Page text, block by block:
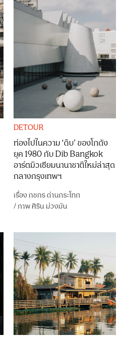
DETOUR
ท่องไปในความ ‘ดิบ’ ของโกดัง
ยุค 1980 กับ Dib Bangkok
อาร์ตมิวเซียมนานาชาติใหม่ล่าสุด
กลางกรุงเทพฯ
เรื่อง กชกร ด่านกระโทก
/ภาพศิริน ม่วงมัน